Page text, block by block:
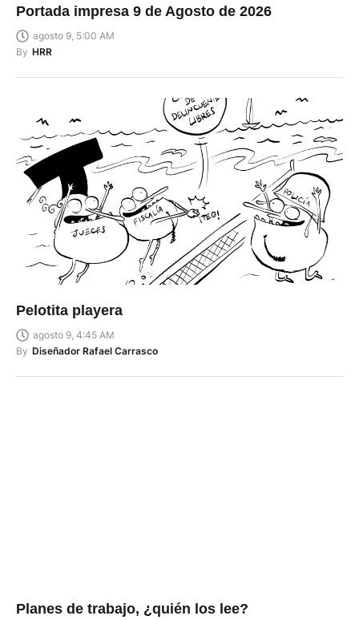
Portada impresa 9 de Agosto de 2026
agosto 9, 5:00 AM
By HRR
Pelotita playera
agosto 9, 4:45 AM
By Diseñador Rafael Carrasco
Planes de trabajo, ¿quién los lee?